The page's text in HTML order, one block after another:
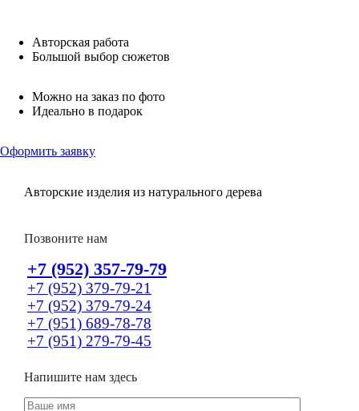
Авторская работа
Большой выбор сюжетов
Можно на заказ по фото
Идеально в подарок
Оформить заявку
Авторские изделия из натурального дерева
Позвоните нам
+7 (952) 357-79-79
+7 (952) 379-79-21
+7 (952) 379-79-24
+7 (951) 689-78-78
+7 (951) 279-79-45
Напишите нам здесь